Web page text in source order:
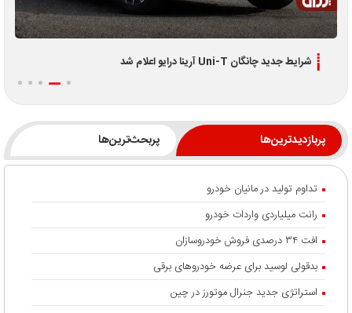
اطلاعیه جدید فروش اقساطی لوکانو L7 و L8 ویژه تیر 1405
پربازدیدترین‌ها پربحث‌ترین‌ها
تداوم تولید در مانیان خودرو
رانت میلیاردی واردات خودرو
افت ۳۴ درصدی فروش خودروسازان
بدقولی لوسید برای عرضه خودروهای برقی
استراتژی جدید جنرال موتورز در چین